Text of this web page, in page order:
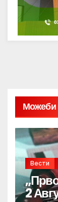
Можеби
Вести
2